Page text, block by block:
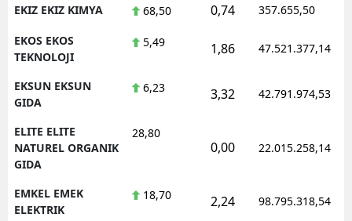
EKIZ EKIZ KIMYA 68,50 0,74 357.655,50
EKOS EKOS
TEKNOLOJI
5,49 1,86 47.521.377,14
EKSUN EKSUN
GIDA
6,23 3,32 42.791.974,53
ELITE ELITE
NATUREL ORGANIK
GIDA
28,80
0,00 22.015.258,14
EMKEL EMEK
ELEKTRIK
18,70 2,24 98.795.318,54